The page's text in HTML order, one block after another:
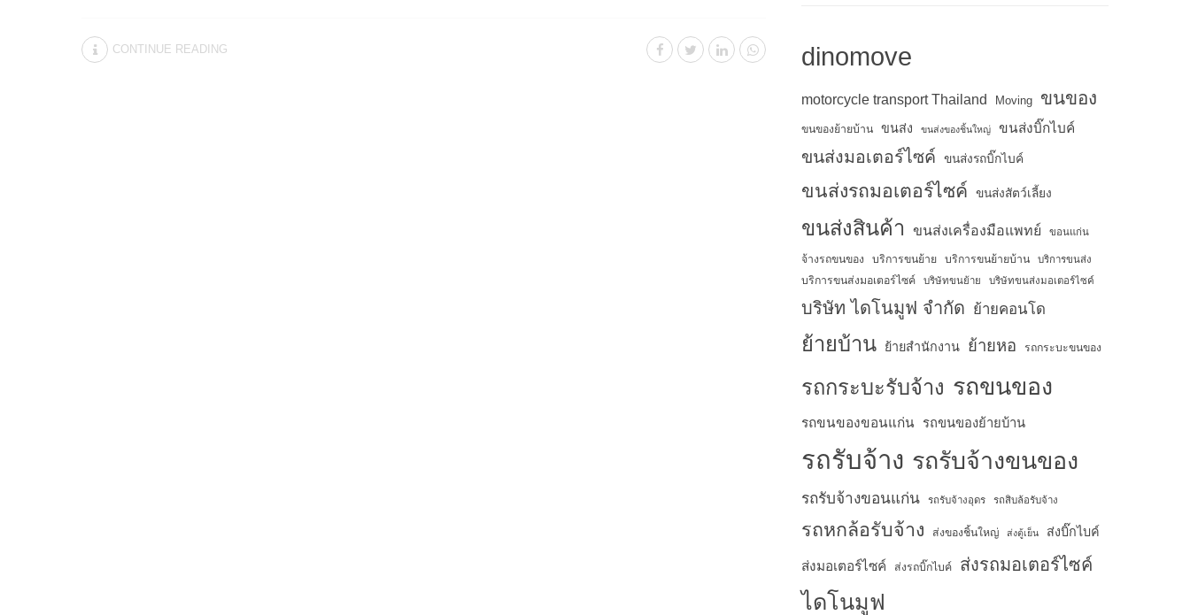
CONTINUE READING dinomove
motorcycle transport Thailand Moving ขนของ
ขนของย้ายบ้าน ขนส่ง ขนส่งของชิ้นใหญ่ ขนส่งบิ๊กไบค์
ขนส่งมอเตอร์ไซค์ ขนส่งรถบิ๊กไบค์
ขนส่งรถมอเตอร์ไซค์ ขนส่งสัตว์เลี้ยง
ขนส่งสินค้า ขนส่งเครื่องมือแพทย์ ขอนแก่น
จ้างรถขนของ บริการขนย้าย บริการขนย้ายบ้าน บริการขนส่ง
บริการขนส่งมอเตอร์ไซค์ บริษัทขนย้าย บริษัทขนส่งมอเตอร์ไซค์
บริษัท ไดโนมูฟ จำกัด ย้ายคอนโด
ย้ายบ้าน ย้ายสำนักงาน ย้ายหอ รถกระบะขนของ
รถกระบะรับจ้าง รถขนของ
รถขนของขอนแก่น รถขนของย้ายบ้าน
รถรับจ้าง รถรับจ้างขนของ
รถรับจ้างขอนแก่น รถรับจ้างอุดร รถสิบล้อรับจ้าง
รถหกล้อรับจ้าง ส่งของชิ้นใหญ่ ส่งตู้เย็น ส่งบิ๊กไบค์
ส่งมอเตอร์ไซค์ ส่งรถบิ๊กไบค์ ส่งรถมอเตอร์ไซค์
ไดโนมูฟ